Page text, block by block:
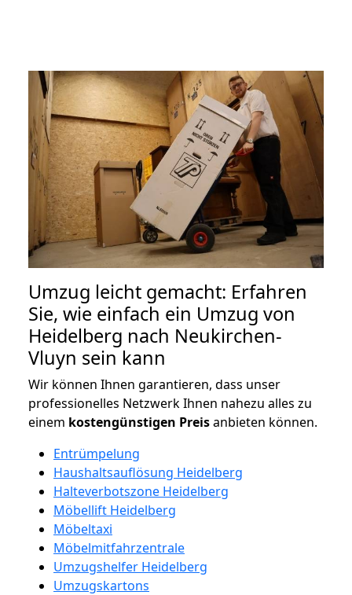
Umzug leicht gemacht: Erfahren
Sie, wie einfach ein Umzug von
Heidelberg nach Neukirchen-
Vluyn sein kann
Wir können Ihnen garantieren, dass unser
professionelles Netzwerk Ihnen nahezu alles zu
einem kostengünstigen Preisanbieten können.
Entrümpelung
Haushaltsauflösung Heidelberg
Halteverbotszone Heidelberg
Möbellift Heidelberg
Möbeltaxi
Möbelmitfahrzentrale
Umzugshelfer Heidelberg
Umzugskartons